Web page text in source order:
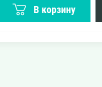
В корзину